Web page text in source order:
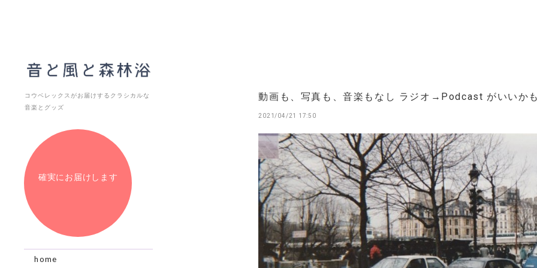
コウベレックスがお届けするクラシカルな
音楽とグッズ
確実にお届けします
home
動画も、写真も、音楽もなし ラジオ→Podcast がいいか
2021/04/21 17:50